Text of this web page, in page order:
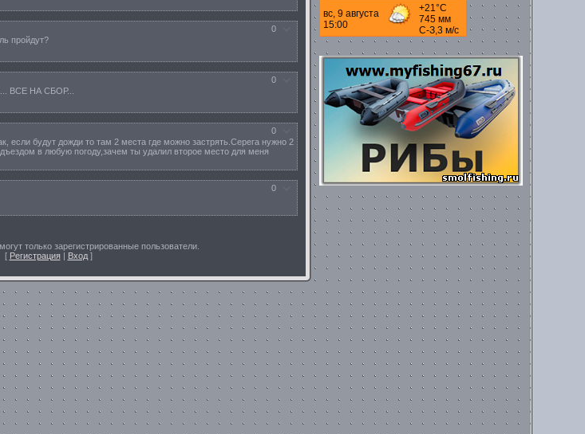
0
пройдут?
0
ВСЕ НА СБОР...
0
если будут дожди то там 2 места где можно застрять.Серега нужно 2
в любую погоду,зачем ты удалил второе место для меня
0
только зарегистрированные пользователи.
[ Регистрация| Вход]